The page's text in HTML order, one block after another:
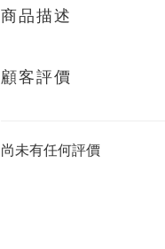
商品描述
顧客評價
尚未有任何評價